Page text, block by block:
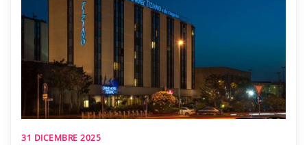
31 DICEMBRE 2025